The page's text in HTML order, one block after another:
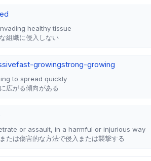
healthy tissue
組織に侵入しない
fast-growingstrong-growing
to spread quickly
広がる傾向がある
or assault, in a harmful or injurious way
たは傷害的な方法で侵入または襲撃する